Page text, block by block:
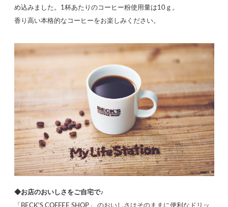
め込みました。1杯あたりのコーヒー粉使用量は10ｇ。
香り高い本格的なコーヒーをお楽しみください。
◆お店のおいしさをご自宅で♪